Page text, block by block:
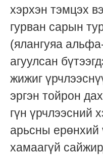
хэрхэн тэмцэх
гурван сарын
(ялангуяа
агуулсан
жижиг
эргэн тойрон
гүн үрчлээсний
арьсны ерөнхий
хамаагүй